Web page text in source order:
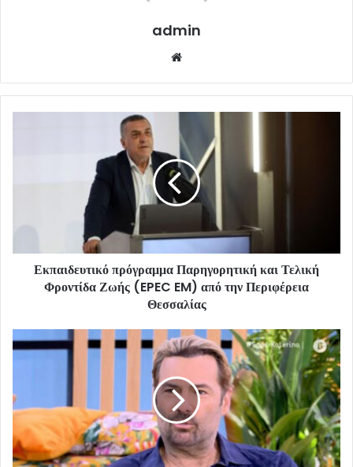
admin
Εκπαιδευτικό πρόγραμμα Παρηγορητική και Τελική
Φροντίδα Ζωής (EPEC EM) από την Περιφέρεια
Θεσσαλίας